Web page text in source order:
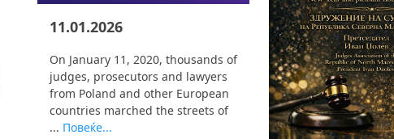
11.01.2026
On January 11, 2020, thousands of
judges, prosecutors and lawyers
from Poland and other European
countries marched the streets of
... Повеќе...